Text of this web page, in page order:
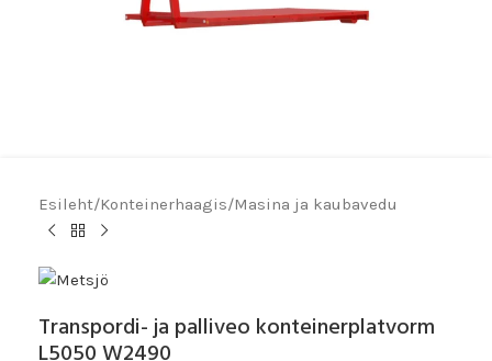
Esileht/Konteinerhaagis/Masina ja kaubavedu
Transpordi- ja palliveo konteinerplatvorm